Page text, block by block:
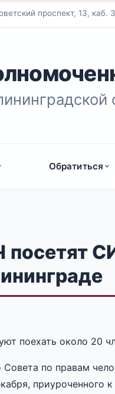
проспект, 13, каб.
Обратиться
поехать около 20
Совета по правам